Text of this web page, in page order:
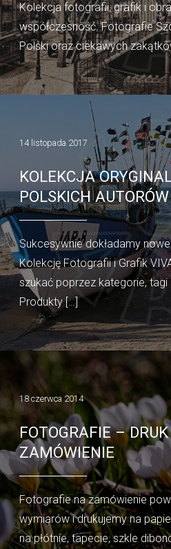
Kolekcja fotografii, grafik i
współczesność. Fotografie
Polski oraz ciekawych
14 listopada 2017
KOLEKCJA
POLSKICH AUTORÓW
Sukcesywnie dokładamy
Kolekcję Fotografii i Grafik
szukać poprzez kategorie, tagi
Produkty […]
18 czerwca 2014
FOTOGRAFIE –
ZAMÓWIENIE
Fotografie na zamówienie
wymiarów i drukujemy na
na płótnie, tapecie, szkle